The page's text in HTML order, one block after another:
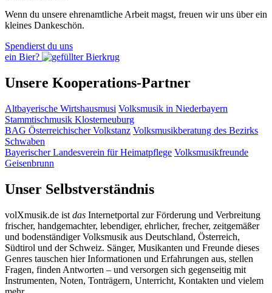
Wenn du unsere ehrenamtliche Arbeit magst, freuen wir uns über ein
kleines Dankeschön.
Spendierst du uns
ein Bier?
Unsere Kooperations-Partner
Altbayerische Wirtshausmusi Volksmusik in Niederbayern
Stammtischmusik Klosterneuburg
BAG Österreichischer Volkstanz Volksmusikberatung des Bezirks
Schwaben
Bayerischer Landesverein für Heimatpflege Volksmusikfreunde
Geisenbrunn
Unser Selbstverständnis
volXmusik.de ist das Internetportal zur Förderung und Verbreitung
frischer, handgemachter, lebendiger, ehrlicher, frecher, zeitgemäßer
und bodenständiger Volksmusik aus Deutschland, Österreich,
Südtirol und der Schweiz. Sänger, Musikanten und Freunde dieses
Genres tauschen hier Informationen und Erfahrungen aus, stellen
Fragen, finden Antworten – und versorgen sich gegenseitig mit
Instrumenten, Noten, Tonträgern, Unterricht, Kontakten und vielem